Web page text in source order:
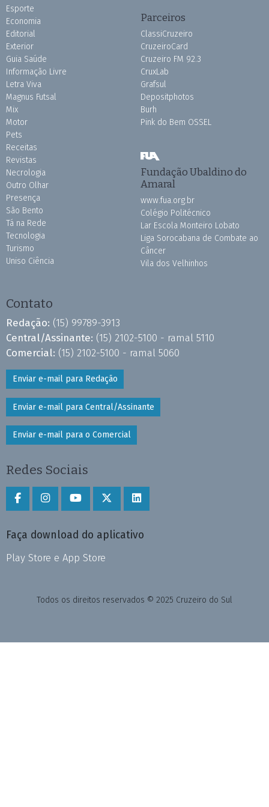
Esporte
Economia
Editorial
Exterior
Guia Saúde
Informação Livre
Letra Viva
Magnus Futsal
Mix
Motor
Pets
Receitas
Revistas
Necrologia
Outro Olhar
Presença
São Bento
Tá na Rede
Tecnologia
Turismo
Uniso Ciência
Parceiros
ClassiCruzeiro
CruzeiroCard
Cruzeiro FM 92.3
CruxLab
Grafsul
Depositphotos
Burh
Pink do Bem OSSEL
Fundação Ubaldino do
Amaral
www.fua.org.br
Colégio Politécnico
Lar Escola Monteiro Lobato
Liga Sorocabana de Combate ao
Câncer
Vila dos Velhinhos
Contato
Redação: (15) 99789-3913
Central/Assinante: (15) 2102-5100 - ramal 5110
Comercial: (15) 2102-5100 - ramal 5060
Enviar e-mail para Redação
Enviar e-mail para Central/Assinante
Enviar e-mail para o Comercial
Redes Sociais
Faça download do aplicativo
Play Store e App Store
Todos os direitos reservados © 2025 Cruzeiro do Sul